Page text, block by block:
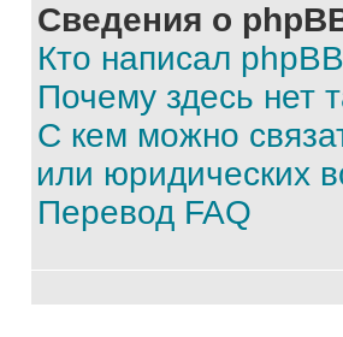
Сведения о
Кто написал
Почему здесь нет
С кем можно
или юридических
Перевод FAQ